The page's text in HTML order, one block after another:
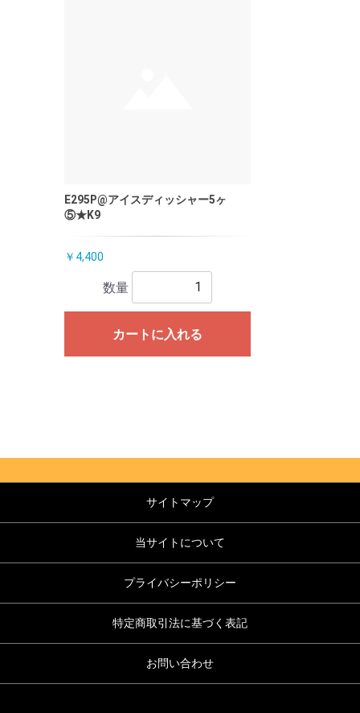
E295P@アイスディッシャー5ヶ
⑤★K9
￥4,400
数量
カートに入れる
サイトマップ
当サイトについて
プライバシーポリシー
特定商取引法に基づく表記
お問い合わせ